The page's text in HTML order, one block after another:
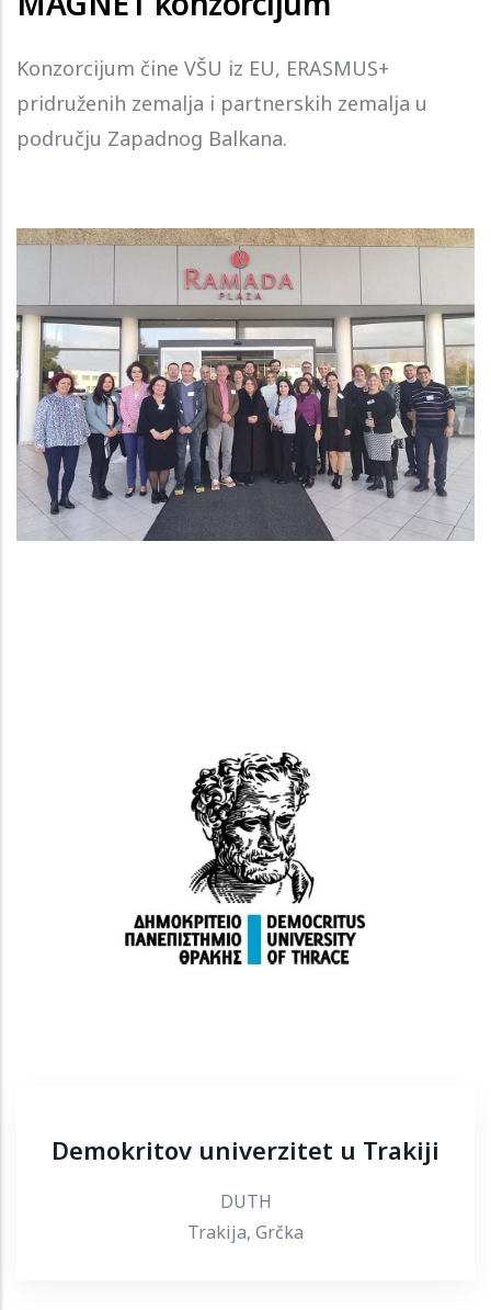
Konzorcijum čine VŠU iz EU, ERASMUS+
pridruženih zemalja i partnerskih zemalja u
području Zapadnog Balkana.
Demokritov univerzitet u Trakiji
DUTH
Trakija, Grčka